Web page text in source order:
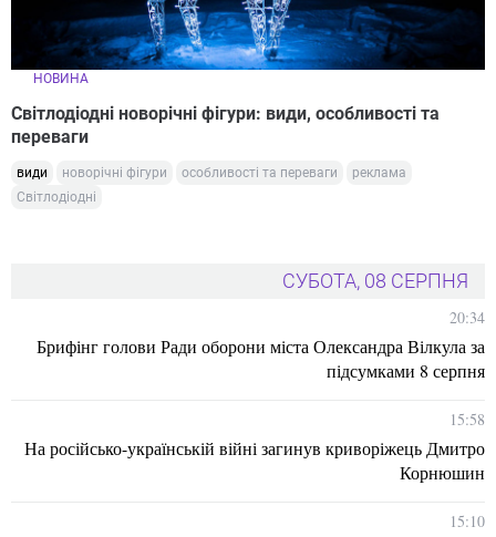
НОВИНА
Світлодіодні новорічні фігури: види, особливості та
переваги
види новорічні фігури особливості та переваги
реклама
Світлодіодні
СУБОТА, 08 СЕРПНЯ
20:34
Брифінг голови Ради оборони міста Олександра Вілкула за
підсумками 8 серпня
15:58
На російсько-українській війні загинув криворіжець Дмитро
Корнюшин
15:10